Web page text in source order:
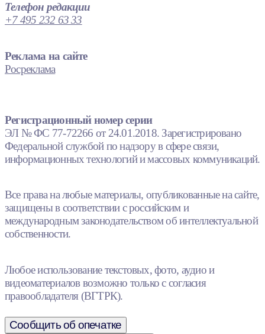
Телефон редакции
+7 495 232 63 33
Реклама на сайте
Росреклама
Регистрационный номер серии
ЭЛ № ФС 77-72266 от 24.01.2018. Зарегистрировано
Федеральной службой по надзору в сфере связи,
информационных технологий и массовых коммуникаций.
Все права на любые материалы, опубликованные на сайте,
защищены в соответствии с российским и
международным законодательством об интеллектуальной
собственности.
Любое использование текстовых, фото, аудио и
видеоматериалов возможно только с согласия
правообладателя (ВГТРК).
Сообщить об опечатке